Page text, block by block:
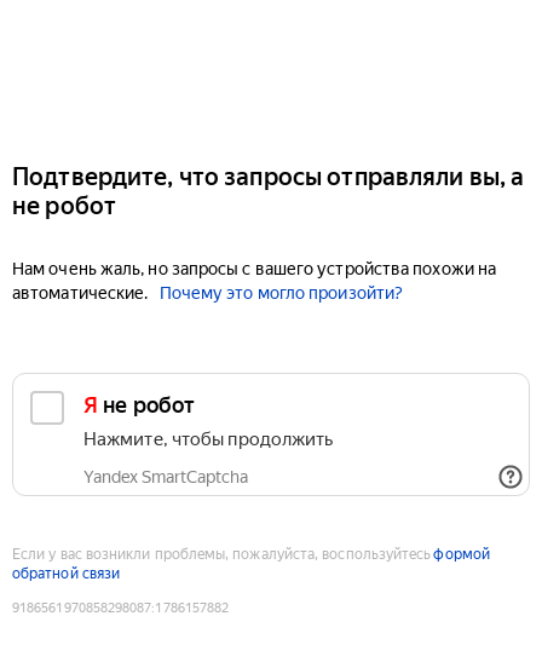
Подтвердите, что запросы отправляли вы, а
не робот
Нам очень жаль, но запросы с вашего устройства похожи на
автоматические.
Почему это могло произойти?
Я не робот
Нажмите, чтобы продолжить
Yandex SmartCaptcha
Если у вас возникли проблемы, пожалуйста, воспользуйтесьформой
обратной связи
9186561970858298087:1786157882